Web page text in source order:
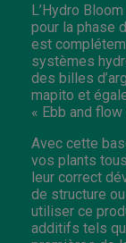
L’Hydro
pour la phase
est
systèmes
des billes
mapito et
« Ebb and flow
Avec cette
vos plants
leur correct
de structure
utiliser ce
additifs tels